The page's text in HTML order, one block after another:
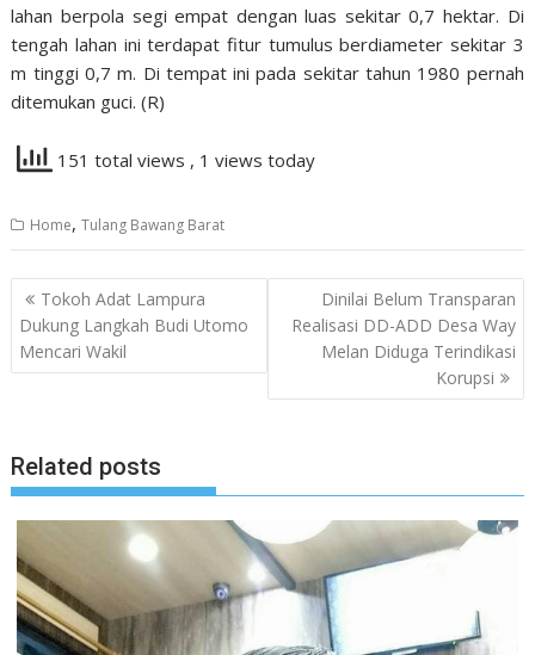
lahan berpola segi empat dengan luas sekitar 0,7 hektar. Di
tengah lahan ini terdapat fitur tumulus berdiameter sekitar 3
m tinggi 0,7 m. Di tempat ini pada sekitar tahun 1980 pernah
ditemukan guci. (R)
151 total views , 1 views today
Home,Tulang Bawang Barat
Navigasi
pos
Tokoh Adat Lampura
Dukung Langkah Budi Utomo
Mencari Wakil
Dinilai Belum Transparan
Realisasi DD-ADD Desa Way
Melan Diduga Terindikasi
Korupsi
Related posts